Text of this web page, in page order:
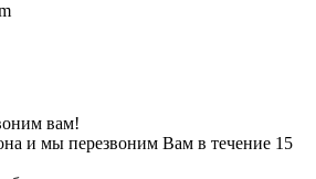
вам!
и мы перезвоним Вам в течение 15